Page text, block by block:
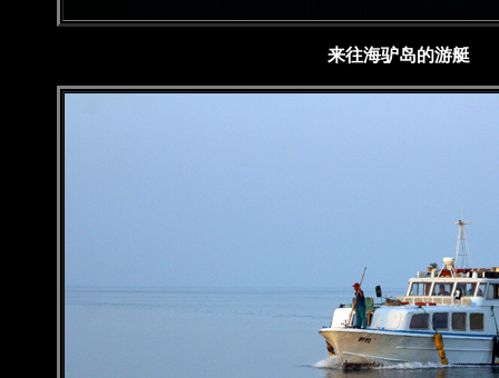
来往海驴岛的游艇